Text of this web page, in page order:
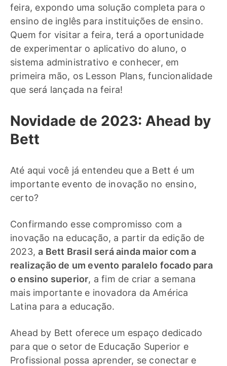
feira, expondo uma solução completa para o
ensino de inglês para instituições de ensino.
Quem for visitar a feira, terá a oportunidade
de experimentar o aplicativo do aluno, o
sistema administrativo e conhecer, em
primeira mão, os Lesson Plans, funcionalidade
que será lançada na feira!
Novidade de 2023: Ahead by
Bett
Até aqui você já entendeu que a Bett é um
importante evento de inovação no ensino,
certo?
Confirmando esse compromisso com a
inovação na educação, a partir da edição de
2023,a Bett Brasil será ainda maior com a
realização de um evento paralelo focado para
o ensino superior, a fim de criar a semana
mais importante e inovadora da América
Latina para a educação.
Ahead by Bett oferece um espaço dedicado
para que o setor de Educação Superior e
Profissional possa aprender, se conectar e